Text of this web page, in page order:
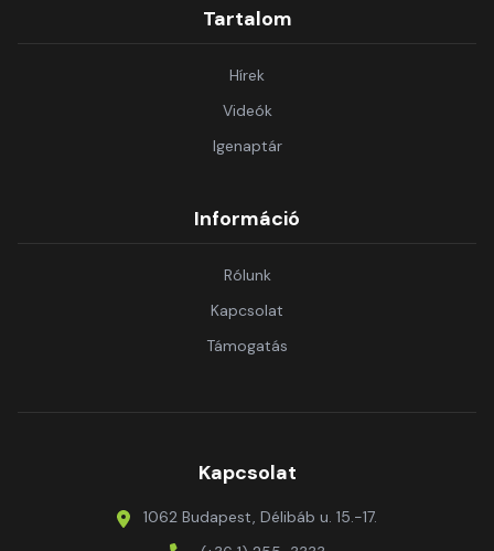
Tartalom
Hírek
Videók
Igenaptár
Információ
Rólunk
Kapcsolat
Támogatás
Kapcsolat
1062 Budapest, Délibáb u. 15.-17.